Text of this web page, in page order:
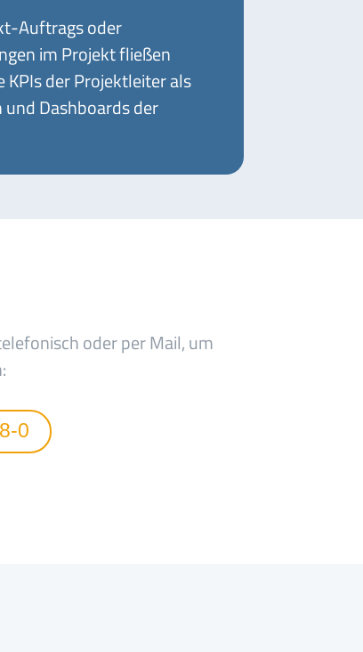
Auftrags oder
im Projekt fließen
der Projektleiter als
Dashboards der
oder per Mail, um
0